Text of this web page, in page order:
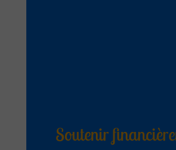
Soutenir